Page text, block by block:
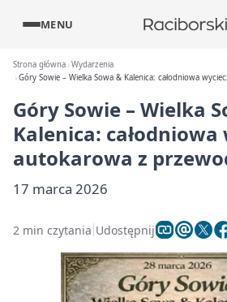
MENU
Strona główna Wydarzenia
Góry Sowie – Wielka Sowa & Kalenica: całodniowa
Góry Sowie – Wielka
Kalenica: całodniowa
autokarowa z
17 marca 2026
2 min czytania Udostępnij